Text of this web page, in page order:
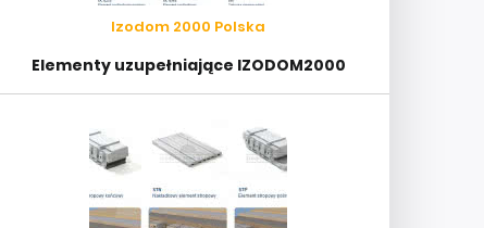
Izodom 2000 Polska
Elementy uzupełniające IZODOM2000